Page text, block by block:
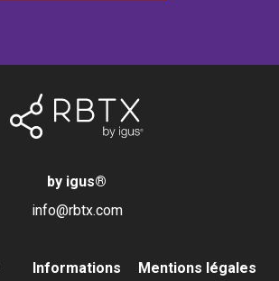
by igus®
info@rbtx.com
Informations Mentions légales